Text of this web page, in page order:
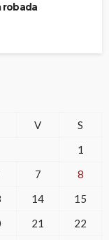
robada
V
S
1
7
8
14
15
21
22